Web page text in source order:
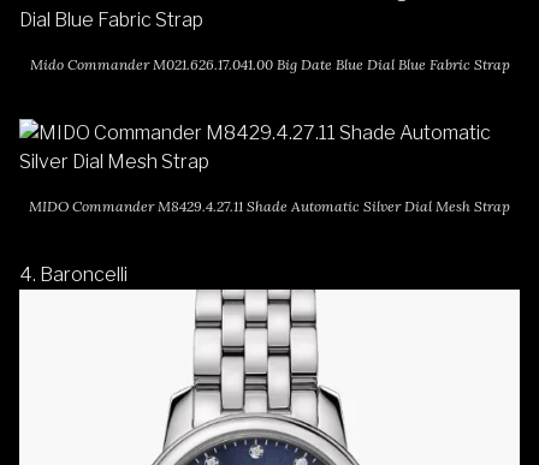
Mido Commander M021.626.17.041.00 Big Date Blue Dial Blue Fabric Strap
MIDO Commander M8429.4.27.11 Shade Automatic Silver Dial Mesh Strap
4. Baroncelli